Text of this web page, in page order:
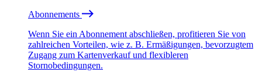
Abonnements
Wenn Sie ein Abonnement abschließen, profitieren Sie von
zahlreichen Vorteilen, wie z. B. Ermäßigungen, bevorzugtem
Zugang zum Kartenverkauf und flexibleren
Stornobedingungen.